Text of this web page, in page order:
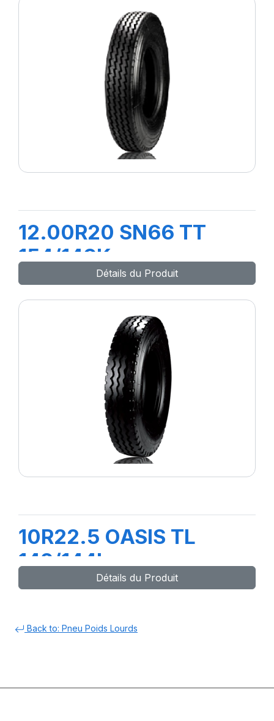
12.00R20 SN66 TT
154/149K
Détails du Produit
10R22.5 OASIS TL
142/144L
Détails du Produit
Back to: Pneu Poids Lourds